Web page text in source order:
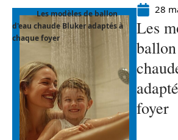
Les modèles de ballon
d'eau chaude Bluker adaptés à
chaque foyer
28
Les
foyer